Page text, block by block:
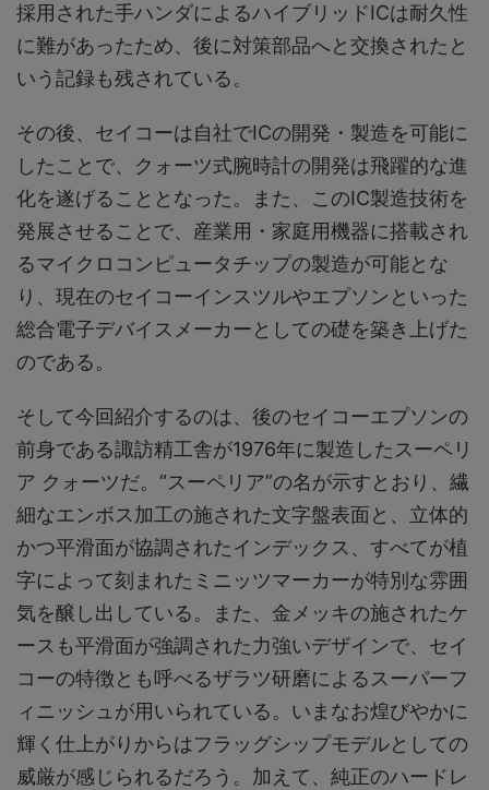
採用された手ハンダによるハイブリッドICは耐久性
に難があったため、後に対策部品へと交換されたと
いう記録も残されている。
その後、セイコーは自社でICの開発・製造を可能に
したことで、クォーツ式腕時計の開発は飛躍的な進
化を遂げることとなった。また、このIC製造技術を
発展させることで、産業用・家庭用機器に搭載され
るマイクロコンピュータチップの製造が可能とな
り、現在のセイコーインスツルやエプソンといった
総合電子デバイスメーカーとしての礎を築き上げた
のである。
そして今回紹介するのは、後のセイコーエプソンの
前身である諏訪精工舎が1976年に製造したスーペリ
ア クォーツだ。“スーペリア”の名が示すとおり、繊
細なエンボス加工の施された文字盤表面と、立体的
かつ平滑面が協調されたインデックス、すべてが植
字によって刻まれたミニッツマーカーが特別な雰囲
気を醸し出している。また、金メッキの施されたケ
ースも平滑面が強調された力強いデザインで、セイ
コーの特徴とも呼べるザラツ研磨によるスーパーフ
ィニッシュが用いられている。いまなお煌びやかに
輝く仕上がりからはフラッグシップモデルとしての
威厳が感じられるだろう。加えて、純正のハードレ